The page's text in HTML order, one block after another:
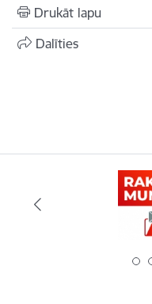
Drukāt lapu
Dalīties